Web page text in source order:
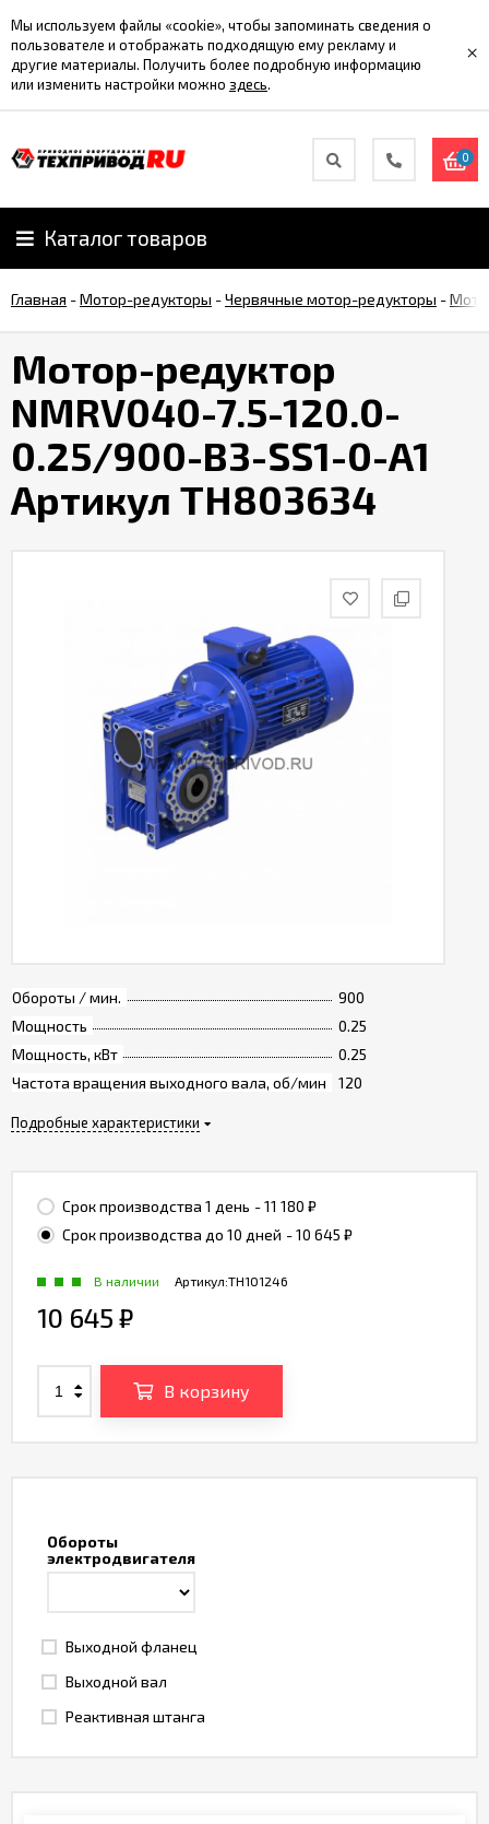
Мы используем файлы «cookie», чтобы запоминать сведения о
пользователе и отображать подходящую ему рекламу и
другие материалы. Получить более подробную информацию
или изменить настройки можно здесь.
×
0
Каталог товаров
Главная -Мотор-редукторы -Червячные мотор-редукторы -
Мотор-редуктор
NMRV040-7.5-120.0-
0.25/900-B3-SS1-0-A1
Артикул TH803634
Обороты
электродвигателя
Выходной фланец
Выходной вал
Реактивная штанга
Обороты / мин.
900
Мощность
0.25
Мощность, кВт
0.25
Частота вращения выходного вала, об/мин
120
Подробные характеристики
Срок производства 1 день - 11 180 ₽
Срок производства до 10 дней - 10 645 ₽
Артикул:TH101246
В наличии
10 645 ₽
В корзину